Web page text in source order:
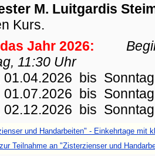
M. Luitgardis
Kurs.
Jahr 2026:
11:30 Uhr
bis
bis
bis
und Handarbeiten" - Einkehrtage mit
zur Teilnahme an "Zisterzienser und